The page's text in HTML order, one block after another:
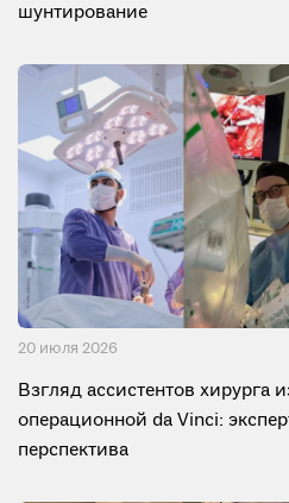
шунтирование
20 июля 2026
Взгляд ассистентов хирурга
операционной da Vinci:
перспектива